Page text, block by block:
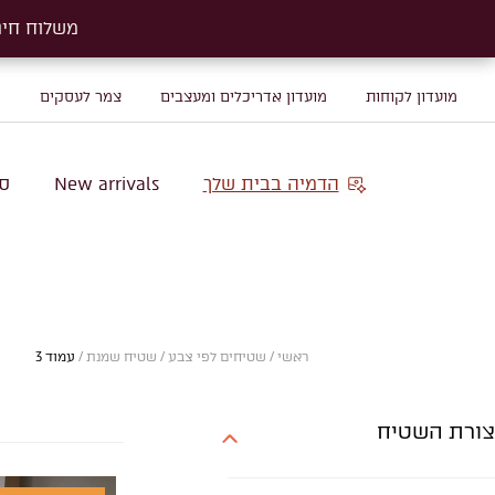
מועדון לקוחות מועדון אדריכלים ומעצבים צמר לעסקים
הדמיה בבית שלך New arrivals
ראשי / שטיחים לפי צבע / שטיח שמנת / עמוד 3
צורת השטיח
משלוח חינם על
משלוח חינם על